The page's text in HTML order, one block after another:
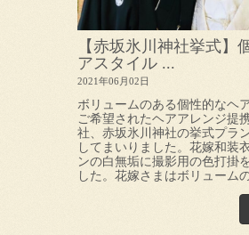
【赤坂氷川神社挙式】
アスタイル ...
2021年06月02日
ボリュームのある個性的なヘ
ご希望されたヘアアレンジ提
社、赤坂氷川神社の挙式プラ
してまいりました。花嫁和装
ンの白無垢に撮影用の色打掛
した。花嫁さまはボリューム